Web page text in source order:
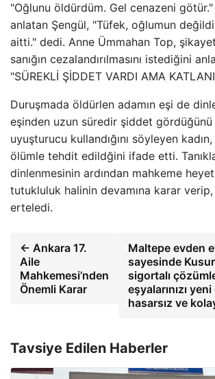
"Oğlunu öldürdüm. Gel cenazeni
anlatan Şengül, "Tüfek, oğlumun
aitti." dedi. Anne Ümmahan Top,
sanığın cezalandırılmasını istediğini
"SÜREKLİ ŞİDDET VARDI AMA
Duruşmada öldürlen adamın eşi de
eşinden uzun süredir şiddet gördüğünü
uyuşturucu kullandığını söyleyen
ölümle tehdit edildğini ifade etti.
dinlenmesinin ardından mahkeme
tutukluluk halinin devamına karar verip,
erteledi.
← Ankara 17.
Aile
Mahkemesi’nden
Önemli Karar
Maltepe evden
sayesinde
sigortalı
eşyalarınızı
hasarsız ve
Tavsiye Edilen Haberler